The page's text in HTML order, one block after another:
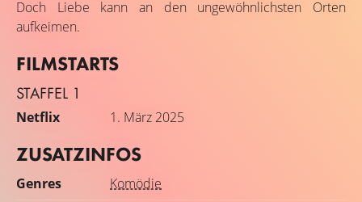
Doch Liebe kann an den ungewöhnlichsten Orten
aufkeimen.
FILMSTARTS
STAFFEL 1
Netflix 1. März 2025
ZUSATZINFOS
Genres
Komödie